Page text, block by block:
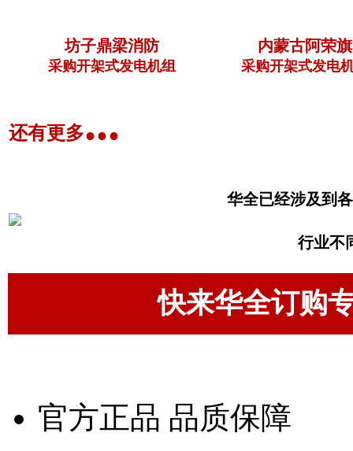
坊子鼎梁消防
采购开架式发电机组
内蒙古阿荣旗
采购开架式发电
还有更多...
华全已经涉及到
行业不
快来华全订购
官方正品 品质保障